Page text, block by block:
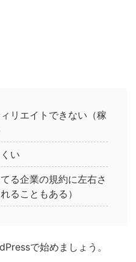
リエイトできない（稼
い
る企業の規約に左右さ
ることもある）
で始めましょう。